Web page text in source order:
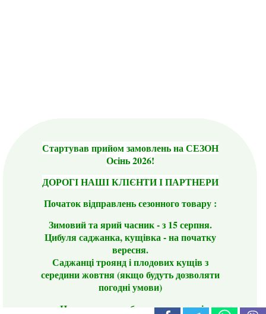
Стартував прийом замовлень на СЕЗОН
Осінь 2026!
ДОРОГІ НАШІ КЛІЄНТИ І ПАРТНЕРИ
Початок відправлень сезонного товару :
Зимовий та ярий часник - з 15 серпня.
Цибуля саджанка, кущівка - на початку
вересня.
Саджанці троянд і плодових кущів з
середини жовтня (якщо будуть дозволяти
погодні умови)
Цього сезону ви будете задоволені